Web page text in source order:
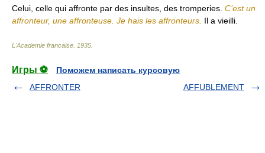
Celui, celle qui affronte par des insultes, des tromperies. C’est un
affronteur, une affronteuse. Je hais les affronteurs. Il a vieilli.
L'Academie francaise 1935
Игры ⚽
Поможем написать курсовую
AFFRONTER
AFFUBLEMENT